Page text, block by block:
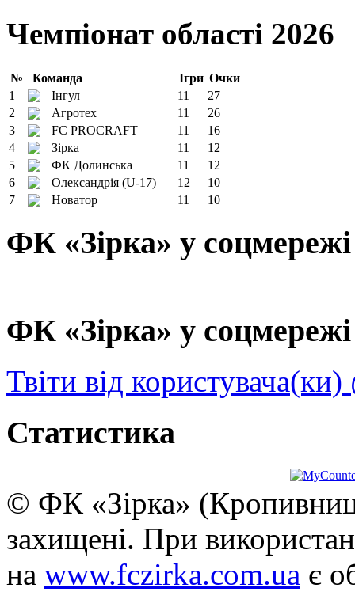
Чемпіонат області 2026
№ Команда Ігри Очки
1
Інгул 11
27
2
Агротех 11
26
3
FC PROCRAFT 11
16
4
Зірка 11
12
5
ФК Долинська 11
12
6
Олександрія (U-17) 12
10
7
Новатор 11 10
ФК «Зірка» у
ФК «Зірка» у
Твіти від
Статистика
© ФК «Зірка»
захищені. При
на www.fczirka.com.ua є